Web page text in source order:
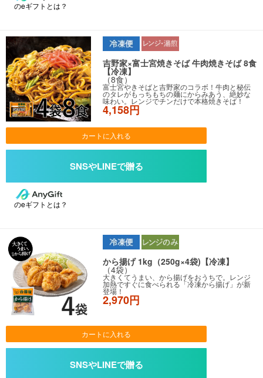
のeギフトとは？
吉野家×富士宮焼きそば 牛肉焼きそば 8食
【冷凍】
（8食）
富士宮やきそばと吉野家のコラボ！牛肉と秘伝
のタレがもっちもちの麺にからみあう、絶妙な
味わい。レンジでチンだけで本格焼きそば！
4,158円
カートに入れる
のeギフトとは？
から揚げ 1kg（250g×4袋)【冷凍】
（4袋）
大きくてうまい、から揚げをおうちで。レンジ
加熱ですぐに食べられる「冷凍から揚げ」が新
登場！
2,970円
カートに入れる